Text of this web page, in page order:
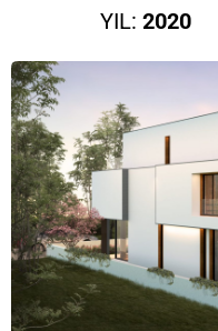
YIL: 2020